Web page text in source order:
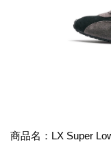
商品名：LX Super